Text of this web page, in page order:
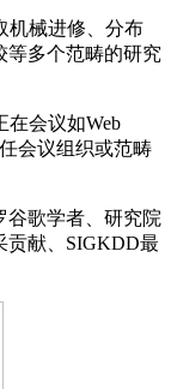
械进修、分布
等多个范畴的研究
会议如Web
会议组织或范畴
歌学者、研究院
贡献、SIGKDD最